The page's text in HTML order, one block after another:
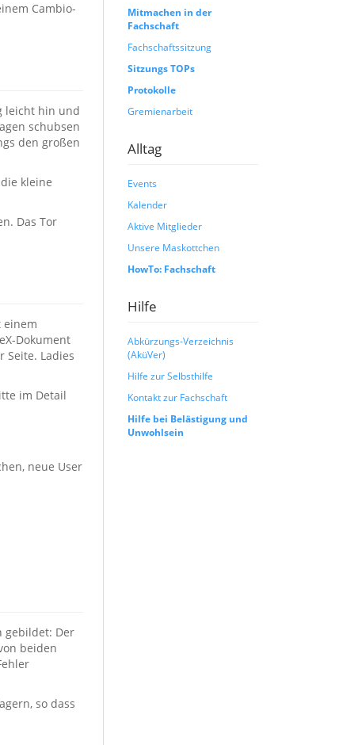
Cambio-
leicht hin und
schubsen
den großen
kleine
Das Tor
einem
Dokument
Seite. Ladies
im Detail
neue User
gebildet: Der
beiden
so dass
Mitmachen in der
Fachschaft
Fachschaftssitzung
Sitzungs TOPs
Protokolle
Gremienarbeit
Alltag
Events
Kalender
Aktive Mitglieder
Unsere Maskottchen
HowTo: Fachschaft
Hilfe
Abkürzungs-Verzeichnis
(AküVer)
Hilfe zur Selbsthilfe
Kontakt zur Fachschaft
Hilfe bei Belästigung und
Unwohlsein